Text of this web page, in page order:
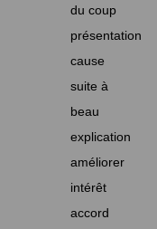
du coup
présentation
cause
suite à
beau
explication
améliorer
intérêt
accord